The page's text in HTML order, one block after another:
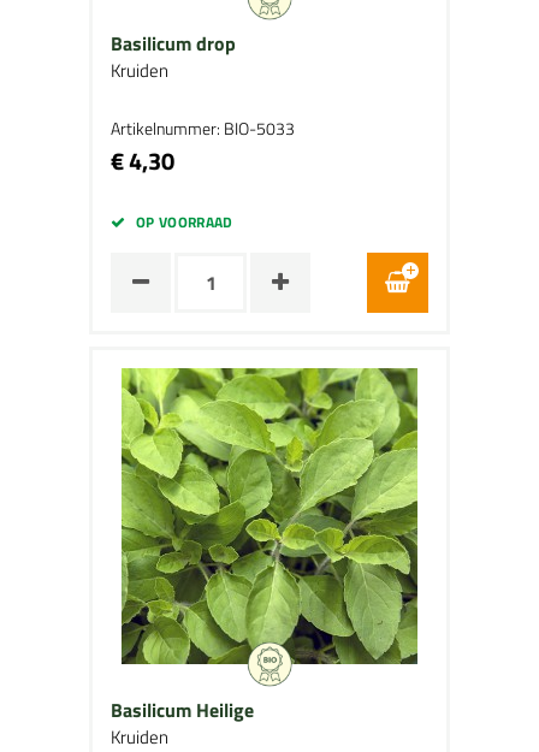
Basilicum drop
Kruiden
Artikelnummer: BIO-5033
€ 4,30
OP VOORRAAD
Basilicum Heilige
Kruiden